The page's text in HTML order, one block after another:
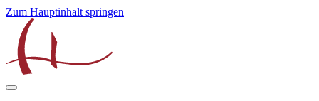
Zum Hauptinhalt springen